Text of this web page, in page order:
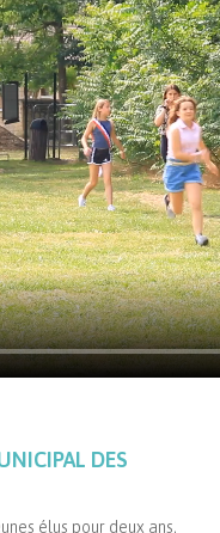
DES
élus pour deux ans,